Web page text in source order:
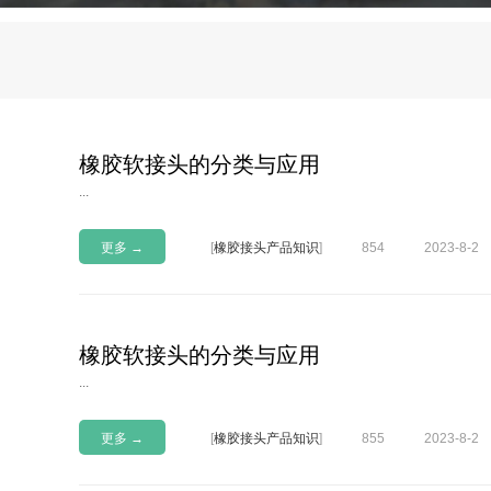
橡胶软接头的分类与应用
...
更多 → [橡胶接头产品知识] 854 2023-8-2
橡胶软接头的分类与应用
...
更多 → [橡胶接头产品知识] 855 2023-8-2